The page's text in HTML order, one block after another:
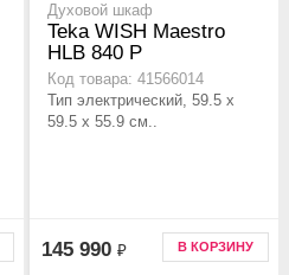
Духовой шкаф
Teka WISH Maestro
HLB 840 P
Код товара: 41566014
Тип электрический, 59.5 х
59.5 x 55.9 см..
145 990 ₽ В КОРЗИНУ